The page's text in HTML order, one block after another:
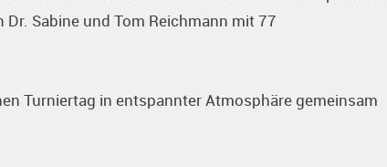
Sabine und Tom Reichmann mit 77
Turniertag in entspannter Atmosphäre gemeinsam